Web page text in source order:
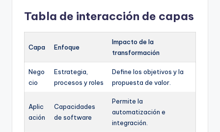
Tabla de interacción de capas
Capa Enfoque
Impacto de la
transformación
Nego
cio
Estrategia,
procesos y roles
Define los objetivos y la
propuesta de valor.
Aplic
ación
Capacidades
de software
Permite la
automatización e
integración.